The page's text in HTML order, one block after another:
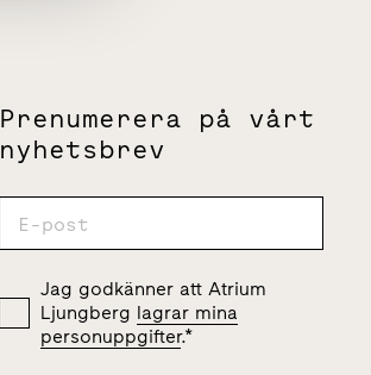
Prenumerera på vårt
nyhetsbrev
Jag godkänner att Atrium
Ljungberg lagrar mina
personuppgifter.*